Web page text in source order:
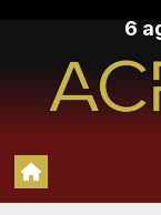
contenido
6